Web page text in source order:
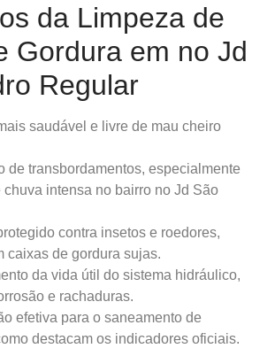
da Limpeza de
Gordura em no Jd
Regular
saudável e livre de mau cheiro
de transbordamentos, especialmente
chuva intensa no bairro no Jd São
contra insetos e roedores,
caixas de gordura sujas.
da vida útil do sistema hidráulico,
e rachaduras.
efetiva para o saneamento de
destacam os indicadores oficiais.